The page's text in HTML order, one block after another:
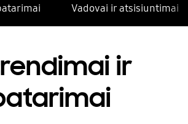
Vadovai ir atsisiuntimai
ir